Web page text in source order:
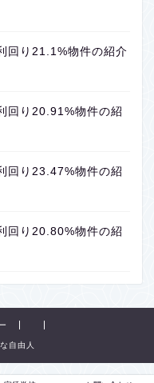
回り21.1%物件の紹介
回り20.91%物件の紹
回り23.47%物件の紹
回り20.80%物件の紹
自由人